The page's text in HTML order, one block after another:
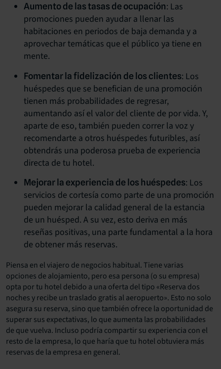
Aumento de las tasas de ocupación: Las
promociones pueden ayudar a llenar las
habitaciones en periodos de baja demanda y a
aprovechar temáticas que el público ya tiene en
mente.
Fomentar la fidelización de los clientes: Los
huéspedes que se benefician de una promoción
tienen más probabilidades de regresar,
aumentando así el valor del cliente de por vida. Y,
aparte de eso, también pueden correr la voz y
recomendarte a otros huéspedes futuribles, así
obtendrás una poderosa prueba de experiencia
directa de tu hotel.
Mejorar la experiencia de los huéspedes: Los
servicios de cortesía como parte de una promoción
pueden mejorar la calidad general de la estancia
de un huésped. A su vez, esto deriva en más
reseñas positivas, una parte fundamental a la hora
de obtener más reservas.
Piensa en el viajero de negocios habitual. Tiene varias
opciones de alojamiento, pero esa persona (o su empresa)
opta por tu hotel debido a una oferta del tipo «Reserva dos
noches y recibe un traslado gratis al aeropuerto». Esto no solo
asegura su reserva, sino que también ofrece la oportunidad de
superar sus expectativas, lo que aumenta las probabilidades
de que vuelva. Incluso podría compartir su experiencia con el
resto de la empresa, lo que haría que tu hotel obtuviera más
reservas de la empresa en general.